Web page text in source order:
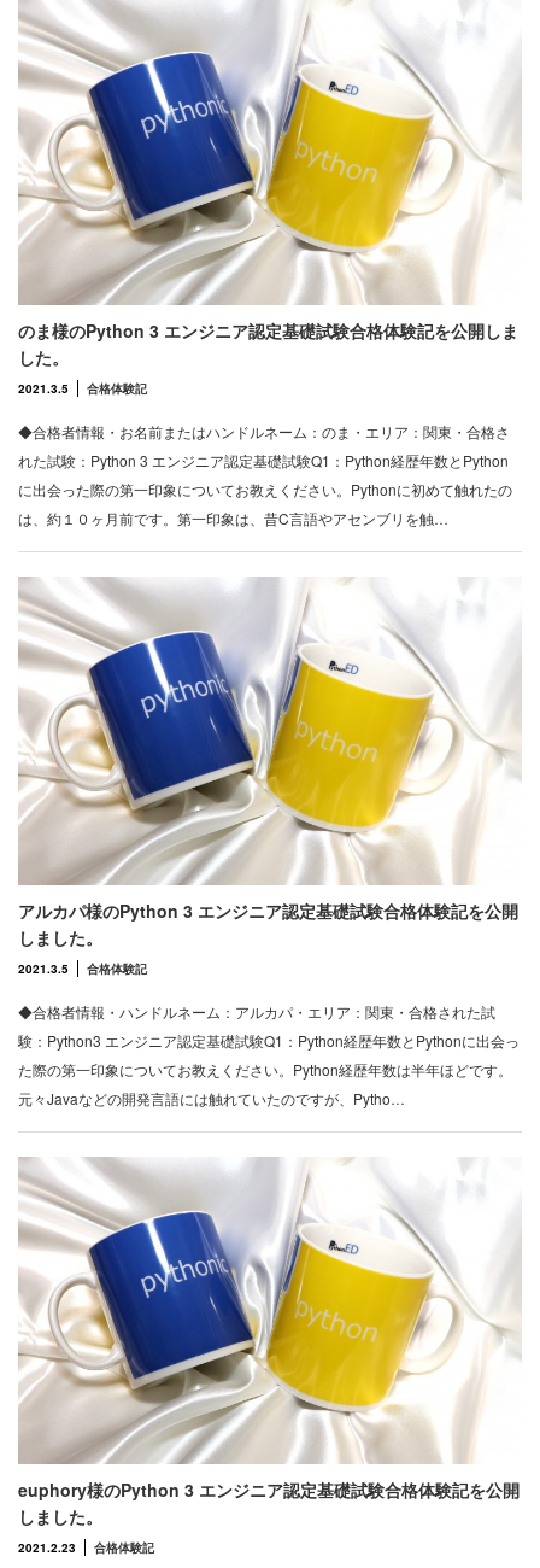
のま様のPython 3 エンジニア認定基礎試験合格体験記を公開しま
した。
2021.3.5 合格体験記
◆合格者情報・お名前またはハンドルネーム：のま・エリア：関東・合格さ
れた試験：Python 3 エンジニア認定基礎試験Q1：Python経歴年数とPython
に出会った際の第一印象についてお教えください。Pythonに初めて触れたの
は、約１０ヶ月前です。第一印象は、昔C言語やアセンブリを触…
アルカパ様のPython 3 エンジニア認定基礎試験合格体験記を公開
しました。
2021.3.5 合格体験記
◆合格者情報・ハンドルネーム：アルカパ・エリア：関東・合格された試
験：Python3 エンジニア認定基礎試験Q1：Python経歴年数とPythonに出会っ
た際の第一印象についてお教えください。Python経歴年数は半年ほどです。
元々Javaなどの開発言語には触れていたのですが、Pytho…
euphory様のPython 3 エンジニア認定基礎試験合格体験記を公開
しました。
2021.2.23 合格体験記